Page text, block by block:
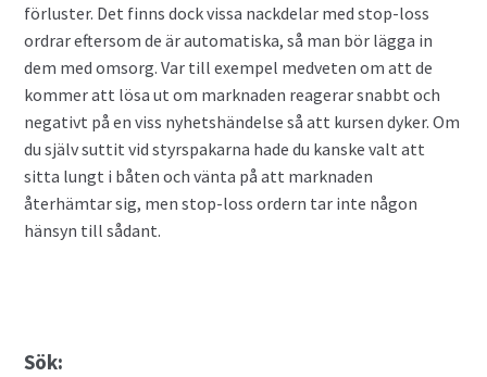
förluster. Det finns dock vissa nackdelar med stop-loss
ordrar eftersom de är automatiska, så man bör lägga in
dem med omsorg. Var till exempel medveten om att de
kommer att lösa ut om marknaden reagerar snabbt och
negativt på en viss nyhetshändelse så att kursen dyker. Om
du själv suttit vid styrspakarna hade du kanske valt att
sitta lungt i båten och vänta på att marknaden
återhämtar sig, men stop-loss ordern tar inte någon
hänsyn till sådant.
Sök: